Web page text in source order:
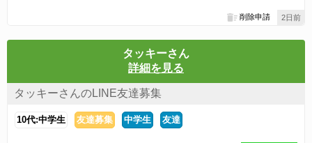
2日前
削除申請
タッキーさん
詳細を見る
タッキーさんのLINE友達募集
10代:中学生 友達募集 中学生 友達